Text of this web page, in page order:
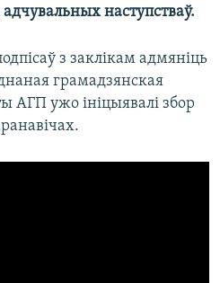
наступстваў.
з заклікам адмяніць
грамадзянская
АГП ужо ініцыявалі збор